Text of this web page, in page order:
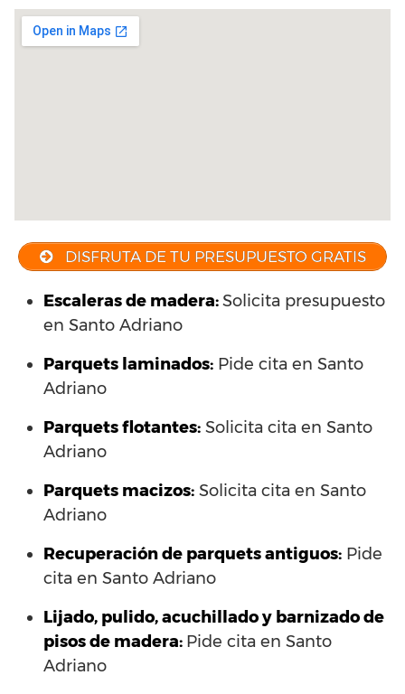
DISFRUTA DE TU PRESUPUESTO GRATIS
Escaleras de madera:Solicita presupuesto
en Santo Adriano
Parquets laminados: Pide cita en Santo
Adriano
Parquets flotantes: Solicita cita en Santo
Adriano
Parquets macizos: Solicita cita en Santo
Adriano
Recuperación de parquets antiguos: Pide
cita en Santo Adriano
Lijado, pulido, acuchillado y barnizado de
pisos de madera: Pide cita en Santo
Adriano